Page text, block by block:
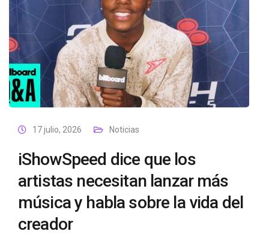
17 julio, 2026 Noticias
iShowSpeed ​​dice que los
artistas necesitan lanzar más
música y habla sobre la vida del
creador